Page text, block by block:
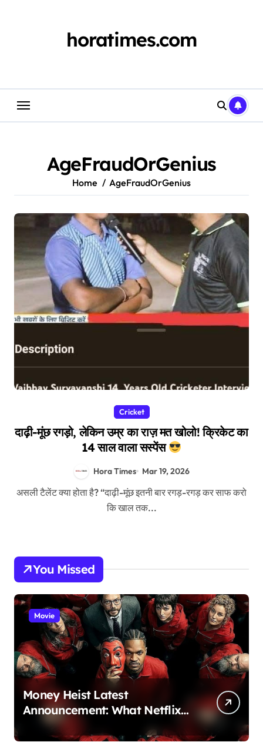
horatimes.com
AgeFraudOrGenius
Home AgeFraudOrGenius
Cricket
दाढ़ी-मूंछ रगड़ो, लेकिन उम्र का राज़ मत खोलो! क्रिकेट का
14 साल वाला सस्पेंस
Hora Times Mar 19, 2026
असली टैलेंट क्या होता है? “दाढ़ी-मूंछ इतनी बार रगड़-रगड़ कर साफ करो
कि खाल तक...
You Missed
Movie
Money Heist Latest
Announcement: What Netflix
Just Revealed